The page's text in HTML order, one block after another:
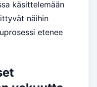
käsittelemään
näihin
etenee